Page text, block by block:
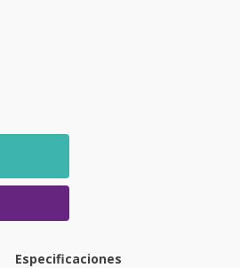
Especificaciones